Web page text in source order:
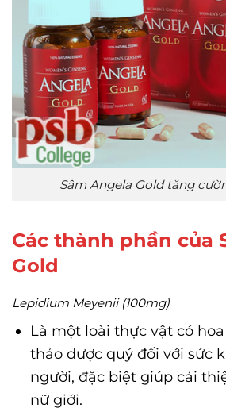
Sâm Angela Gold tăng
Các thành phần của
Gold
Lepidium Meyenii (100mg)
Là một loài thực vật có
thảo dược quý đối với sức
người, đặc biệt giúp cải
nữ giới.